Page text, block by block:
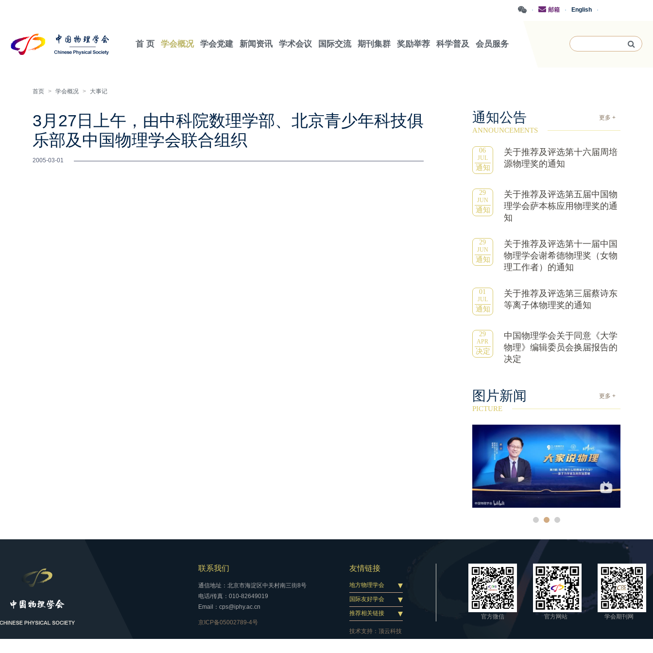
·
English
·
邮箱
·
首 页 学会概况 学会党建 新闻资讯 学术会议 国际交流 期刊集群 奖励举荐 科学普及 会员服务
首页 > 学会概况 > 大事记
3月27日上午，由中科院数理学部、北京青少年科技俱
乐部及中国物理学会联合组织
2005-03-01
通知公告 更多 +
ANNOUNCEMENTS
06
JUL
通知
关于推荐及评选第十六届周培
源物理奖的通知
29
JUN
通知
关于推荐及评选第五届中国物
理学会萨本栋应用物理奖的通
知
29
JUN
通知
关于推荐及评选第十一届中国
物理学会谢希德物理奖（女物
理工作者）的通知
01
JUL
通知
关于推荐及评选第三届蔡诗东
等离子体物理奖的通知
29
APR
决定
中国物理学会关于同意《大学
物理》编辑委员会换届报告的
决定
更多 +
图片新闻
PICTURE
官方微信 官方网站 学会期刊网
联系我们
通信地址：北京市海淀区中关村南三街8号
电话/传真：010-82649019
Email：cps@iphy.ac.cn
京ICP备05002789-4号
友情链接
地方物理学会
国际友好学会
推荐相关链接
技术支持： 顶云科技